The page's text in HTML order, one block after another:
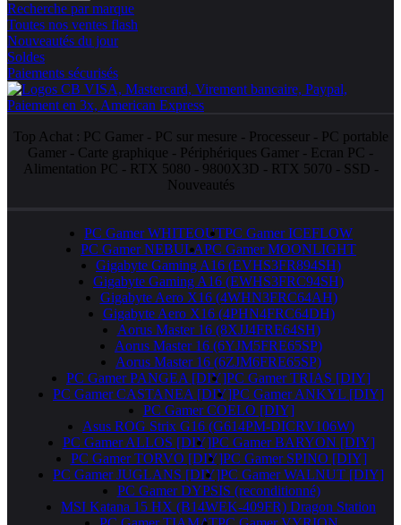
Recherche par marque
Toutes nos ventes flash
Nouveautés du jour
Soldes
Paiements sécurisés
Top Achat : PC Gamer- PC sur mesure - Processeur- PC portable
Gamer - Carte graphique - Périphériques Gamer - Ecran PC -
Alimentation PC - RTX 5080 - 9800X3D - RTX 5070 - SSD -
Nouveautés
PC Gamer WHITEOUTPC Gamer ICEFLOW
PC Gamer NEBULAPC Gamer MOONLIGHT
Gigabyte Gaming A16 (EVHS3FR894SH)
Gigabyte Gaming A16 (EWHS3FRC94SH)
Gigabyte Aero X16 (4WHN3FRC64AH)
Gigabyte Aero X16 (4PHN4FRC64DH)
Aorus Master 16 (8XJJ4FRE64SH)
Aorus Master 16 (6YJM5FRE65SP)
Aorus Master 16 (6ZJM6FRE65SP)
PC Gamer PANGEA [DIY]PC Gamer TRIAS [DIY]
PC Gamer CASTANEA [DIY]PC Gamer ANKYL [DIY]
PC Gamer COELO [DIY]
Asus ROG Strix G16 (G614PM-DICRV106W)
PC Gamer ALLOS [DIY]PC Gamer BARYON [DIY]
PC Gamer TORVO [DIY]PC Gamer SPINO [DIY]
PC Gamer JUGLANS [DIY]PC Gamer WALNUT [DIY]
PC Gamer DYPSIS (reconditionné)
MSI Katana 15 HX (B14WEK-409FR) Dragon Station